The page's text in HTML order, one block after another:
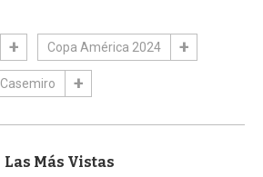
Copa América 2024
Casemiro
Las Más Vistas